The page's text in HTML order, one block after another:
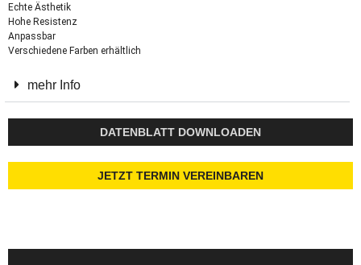
Echte Ästhetik
Hohe Resistenz
Anpassbar
Verschiedene Farben erhältlich
mehr Info
DATENBLATT DOWNLOADEN
JETZT TERMIN VEREINBAREN